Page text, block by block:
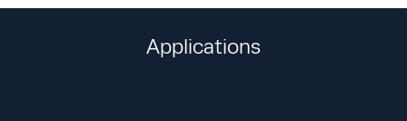
Applications